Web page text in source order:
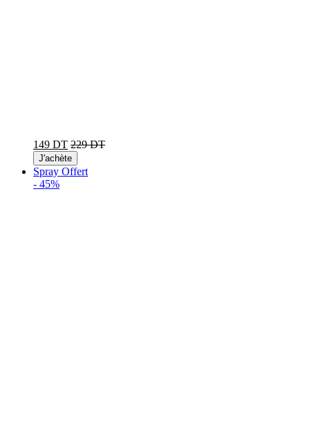
149 DT 229 DT
J'achète
Spray Offert
- 45%